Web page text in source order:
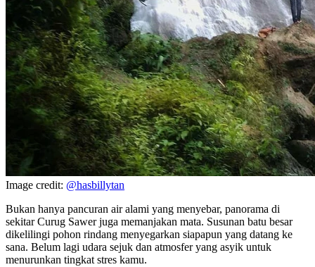
Image credit: @hasbillytan
Bukan hanya pancuran air alami yang menyebar, panorama di
sekitar Curug Sawer juga memanjakan mata. Susunan batu besar
dikelilingi pohon rindang menyegarkan siapapun yang datang ke
sana. Belum lagi udara sejuk dan atmosfer yang asyik untuk
menurunkan tingkat stres kamu.